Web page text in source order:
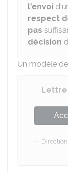
l'envoi
respect
pas
décision
Un modèle
Lettre